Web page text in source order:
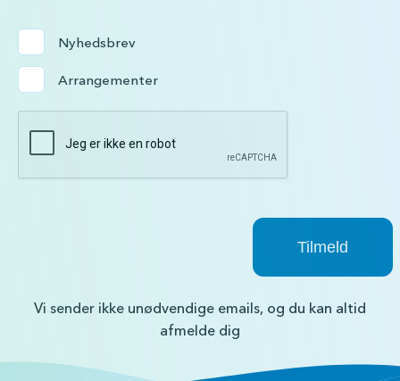
Nyhedsbrev
Arrangementer
Vi sender ikke unødvendige emails, og du kan altid
afmelde dig